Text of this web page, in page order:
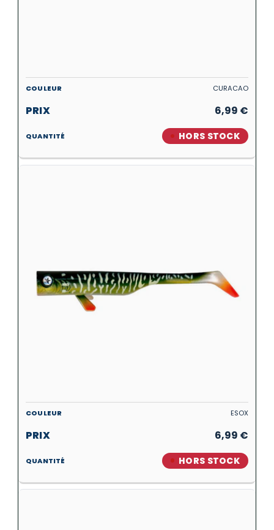
CURACAO
6,99 €
HORS STOCK
ESOX
6,99 €
HORS STOCK